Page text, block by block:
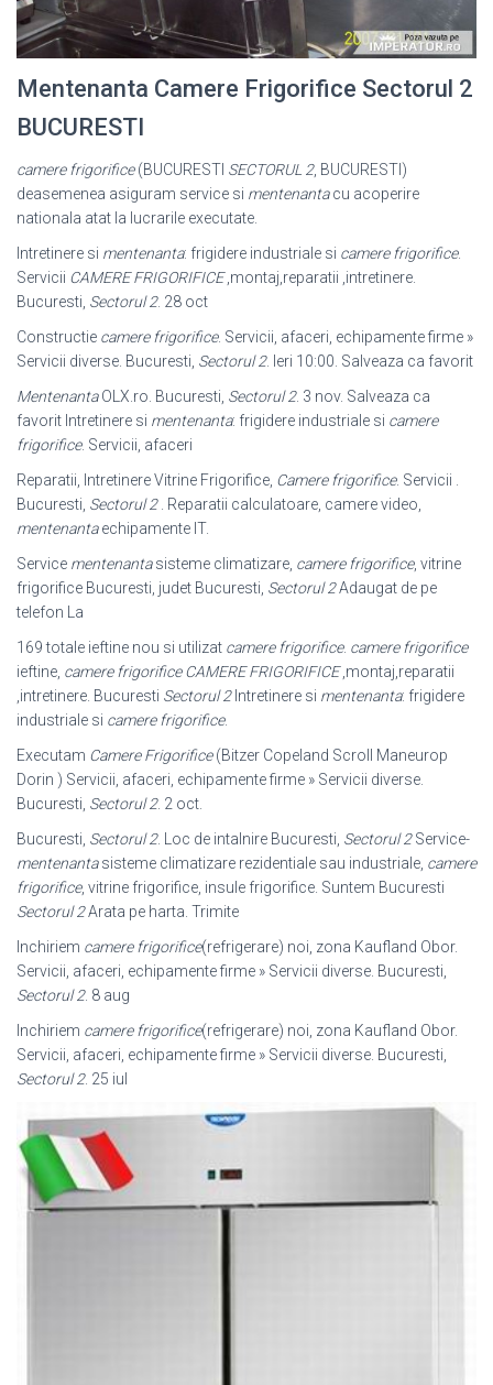
Mentenanta Camere Frigorifice Sectorul 2
BUCURESTI
camere frigorifice(BUCURESTI SECTORUL 2, BUCURESTI)
deasemenea asiguram service si mentenantacu acoperire
nationala atat la lucrarile executate.
Intretinere si mentenanta: frigidere industriale si camere frigorifice.
Servicii CAMERE FRIGORIFICE,montaj,reparatii ,intretinere.
Bucuresti, Sectorul 2. 28 oct
Constructie camere frigorifice. Servicii, afaceri, echipamente firme »
Servicii diverse. Bucuresti, Sectorul 2. Ieri 10:00. Salveaza ca favorit
MentenantaOLX.ro. Bucuresti, Sectorul 2. 3 nov. Salveaza ca
favorit Intretinere si mentenanta: frigidere industriale si camere
frigorifice. Servicii, afaceri
Reparatii, Intretinere Vitrine Frigorifice, Camere frigorifice. Servicii .
Bucuresti, Sectorul 2. Reparatii calculatoare, camere video,
mentenantaechipamente IT.
Service mentenantasisteme climatizare, camere frigorifice, vitrine
frigorifice Bucuresti, judet Bucuresti, Sectorul 2Adaugat de pe
telefon La
169 totale ieftine nou si utilizat camere frigorifice. camere frigorifice
ieftine, camere frigorifice CAMERE FRIGORIFICE,montaj,reparatii
,intretinere. Bucuresti Sectorul 2Intretinere si mentenanta: frigidere
industriale si camere frigorifice.
Executam Camere Frigorifice(Bitzer Copeland Scroll Maneurop
Dorin ) Servicii, afaceri, echipamente firme » Servicii diverse.
Bucuresti, Sectorul 2. 2 oct.
Bucuresti, Sectorul 2. Loc de intalnire Bucuresti, Sectorul 2Service-
mentenantasisteme climatizare rezidentiale sau industriale, camere
frigorifice, vitrine frigorifice, insule frigorifice. Suntem Bucuresti
Sectorul 2Arata pe harta. Trimite
Inchiriem camere frigorifice(refrigerare) noi, zona Kaufland Obor.
Servicii, afaceri, echipamente firme » Servicii diverse. Bucuresti,
Sectorul 2. 8 aug
Inchiriem camere frigorifice(refrigerare) noi, zona Kaufland Obor.
Servicii, afaceri, echipamente firme » Servicii diverse. Bucuresti,
Sectorul 2. 25 iul